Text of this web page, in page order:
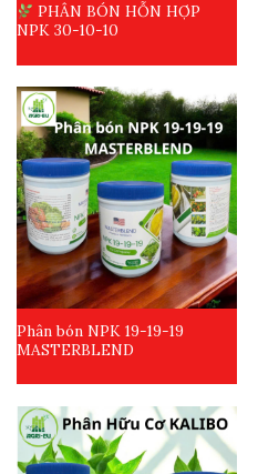
PHÂN BÓN HỖN HỢP
NPK 30-10-10
Phân bón NPK 19-19-19
MASTERBLEND